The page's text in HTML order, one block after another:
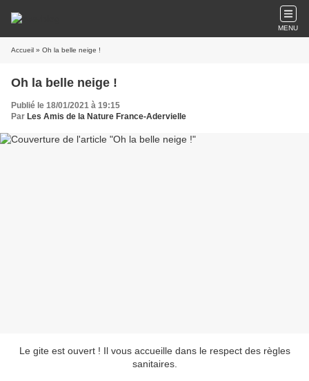
MENU
Accueil » Oh la belle neige !
Oh la belle neige !
Publié le 18/01/2021 à 19:15
Par Les Amis de la Nature France-Adervielle
Le gite est ouvert ! Il vous accueille dans le respect des règles
sanitaires.